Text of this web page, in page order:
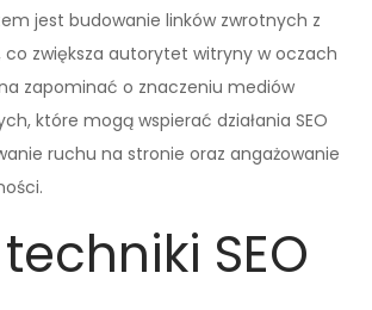
jest budowanie linków zwrotnych z
co zwiększa autorytet witryny w oczach
zapominać o znaczeniu mediów
które mogą wspierać działania SEO
ruchu na stronie oraz angażowanie
SEO